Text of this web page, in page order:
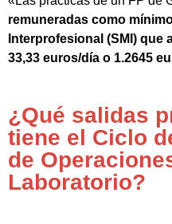
remuneradas como
Interprofesional (SMI) que
33,33 euros/día o 1.2645
¿Qué salidas
tiene el Ciclo
de
Laboratorio?